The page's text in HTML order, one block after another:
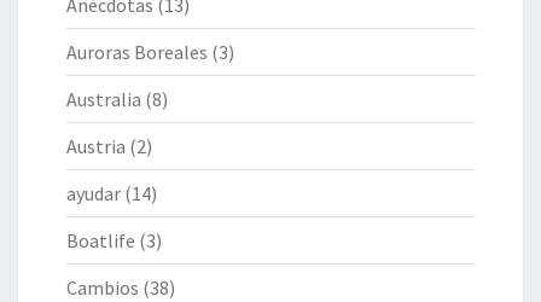
Anécdotas (13)
Auroras Boreales (3)
Australia (8)
Austria (2)
ayudar (14)
Boatlife (3)
Cambios (38)